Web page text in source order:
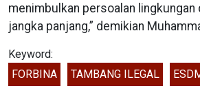
menimbulkan persoalan lingkungan
jangka panjang,” demikian
Keyword:
FORBINA
TAMBANG ILEGAL